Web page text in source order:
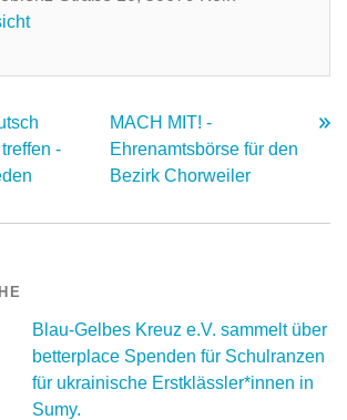
-
MACH MIT! -
Ehrenamtsbörse für den
Bezirk Chorweiler
Blau-Gelbes Kreuz e.V. sammelt über
betterplace Spenden für Schulranzen
für ukrainische Erstklässler*innen in
Sumy.